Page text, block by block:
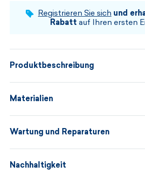
WÄHLEN SIE DIE GRÖSSE UND
Registrieren Sie sich und
Rabatt auf Ihren ersten
Produktbeschreibung
Materialien
FLEECE - TECNOPILE
GARN - 45/55
Wartung und Reparaturen
Nachhaltigkeit